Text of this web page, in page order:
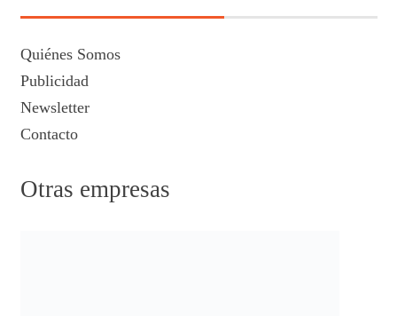
Quiénes Somos
Publicidad
Newsletter
Contacto
Otras empresas